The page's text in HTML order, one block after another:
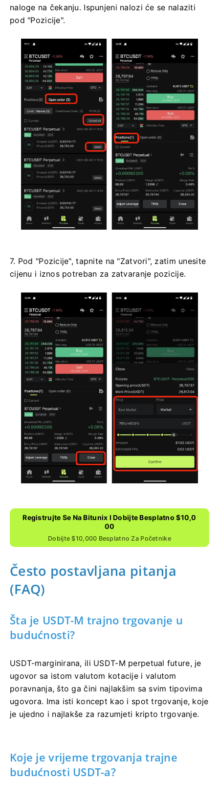
naloge na čekanju. Ispunjeni nalozi će se nalaziti
pod "Pozicije".
7. Pod "Pozicije", tapnite na "Zatvori", zatim unesite
cijenu i iznos potreban za zatvaranje pozicije.
Registrujte Se Na Bitunix I Dobijte Besplatno $10,0
00
Dobijte $10,000 Besplatno Za Početnike
Često postavljana pitanja
(FAQ)
Šta je USDT-M trajno trgovanje u
budućnosti?
USDT-marginirana, ili USDT-M perpetual future, je
ugovor sa istom valutom kotacije i valutom
poravnanja, što ga čini najlakšim sa svim tipovima
ugovora. Ima isti koncept kao i spot trgovanje, koje
je ujedno i najlakše za razumjeti kripto trgovanje.
Koje je vrijeme trgovanja trajne
budućnosti USDT-a?